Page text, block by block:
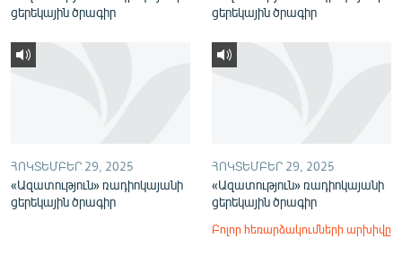
ցերեկային ծրագիր
ցերեկային ծրագիր
ՀՈԿՏԵՄԲԵՐ 29, 2025
«Ազատություն» ռադիոկայանի
ցերեկային ծրագիր
ՀՈԿՏԵՄԲԵՐ 29, 2025
«Ազատություն» ռադիոկայանի
ցերեկային ծրագիր
Բոլոր հեռարձակումների արխիվը